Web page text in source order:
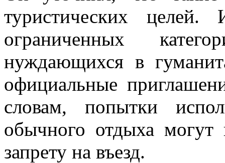
туристических целей.
ограниченных
нуждающихся в
официальные
словам, попытки
обычного отдыха могут
запрету на въезд.